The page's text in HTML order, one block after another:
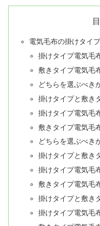
電気毛布の掛けタイ
掛けタイプ電気毛
敷きタイプ電気毛
どちらを選ぶべき
掛けタイプと敷き
掛けタイプ電気毛
敷きタイプ電気毛
どちらを選ぶべき
掛けタイプと敷き
掛けタイプ電気毛
敷きタイプ電気毛
掛けタイプと敷き
掛けタイプ電気毛